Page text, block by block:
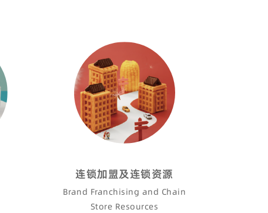
连锁加盟及连锁资源
Brand Franchising and Chain
Store Resources